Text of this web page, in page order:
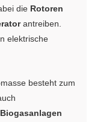
die Rotoren
antreiben.
elektrische
besteht zum
Biogasanlagen